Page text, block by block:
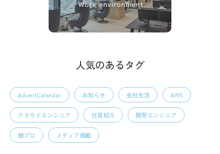
人気のあるタグ
AdventCalendar お知らせ 会社生活 AWS
クラウドエンジニア 社員紹介 開発エンジニア
競プロ メディア掲載